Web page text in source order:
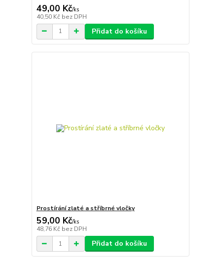
49,00 Kč/ks
40,50 Kč bez DPH
Přidat do košíku
Prostírání zlaté a stříbrné vločky
59,00 Kč/ks
48,76 Kč bez DPH
Přidat do košíku